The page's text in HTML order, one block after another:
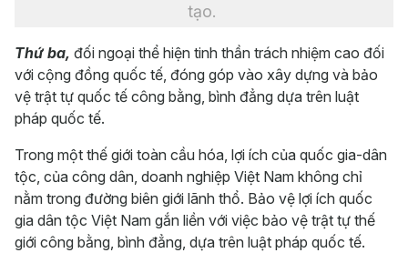
tạo.
Thứ ba, đối ngoại thể hiện tinh thần trách nhiệm cao đối
với cộng đồng quốc tế, đóng góp vào xây dựng và bảo
vệ trật tự quốc tế công bằng, bình đẳng dựa trên luật
pháp quốc tế.
Trong một thế giới toàn cầu hóa, lợi ích của quốc gia-dân
tộc, của công dân, doanh nghiệp Việt Nam không chỉ
nằm trong đường biên giới lãnh thổ. Bảo vệ lợi ích quốc
gia dân tộc Việt Nam gắn liền với việc bảo vệ trật tự thế
giới công bằng, bình đẳng, dựa trên luật pháp quốc tế.